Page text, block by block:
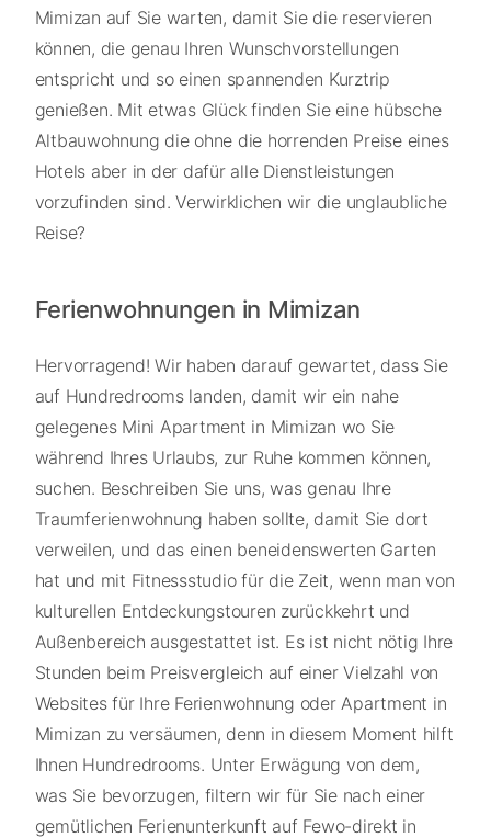
Mimizan auf Sie warten, damit Sie die reservieren
können, die genau Ihren Wunschvorstellungen
entspricht und so einen spannenden Kurztrip
genießen. Mit etwas Glück finden Sie eine hübsche
Altbauwohnung die ohne die horrenden Preise eines
Hotels aber in der dafür alle Dienstleistungen
vorzufinden sind. Verwirklichen wir die unglaubliche
Reise?
Ferienwohnungen in Mimizan
Hervorragend! Wir haben darauf gewartet, dass Sie
auf Hundredrooms landen, damit wir ein nahe
gelegenes Mini Apartment in Mimizan wo Sie
während Ihres Urlaubs, zur Ruhe kommen können,
suchen. Beschreiben Sie uns, was genau Ihre
Traumferienwohnung haben sollte, damit Sie dort
verweilen, und das einen beneidenswerten Garten
hat und mit Fitnessstudio für die Zeit, wenn man von
kulturellen Entdeckungstouren zurückkehrt und
Außenbereich ausgestattet ist. Es ist nicht nötig Ihre
Stunden beim Preisvergleich auf einer Vielzahl von
Websites für Ihre Ferienwohnung oder Apartment in
Mimizan zu versäumen, denn in diesem Moment hilft
Ihnen Hundredrooms. Unter Erwägung von dem,
was Sie bevorzugen, filtern wir für Sie nach einer
gemütlichen Ferienunterkunft auf Fewo-direkt in